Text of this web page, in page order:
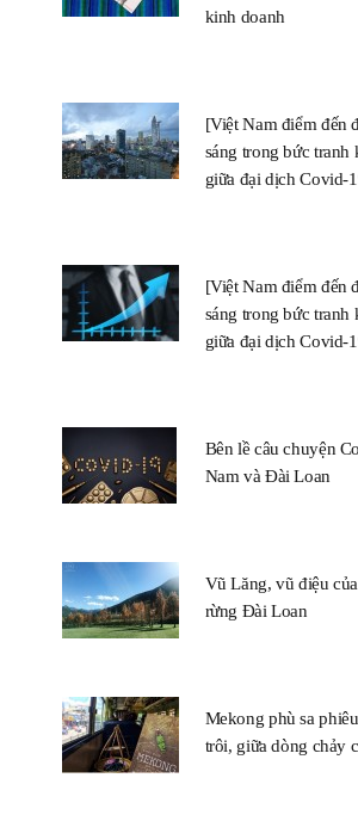
kinh doanh
[Việt Nam điểm đến
sáng trong bức tranh
giữa đại dịch Covid-
[Việt Nam điểm đến
sáng trong bức tranh
giữa đại dịch Covid-
Bên lề câu chuyện
Nam và Đài Loan
Vũ Lăng, vũ điệu
rừng Đài Loan
Mekong phù sa
trôi, giữa dòng chảy